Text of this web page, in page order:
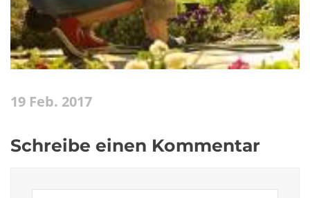
19 Feb. 2017
Schreibe einen Kommentar